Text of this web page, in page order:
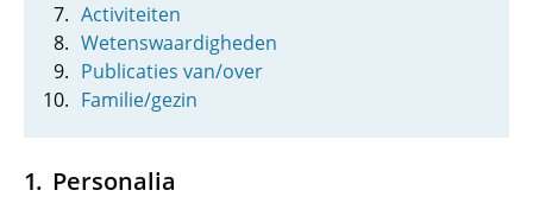
Activiteiten
Wetenswaardigheden
Publicaties van/over
Familie/gezin
Personalia